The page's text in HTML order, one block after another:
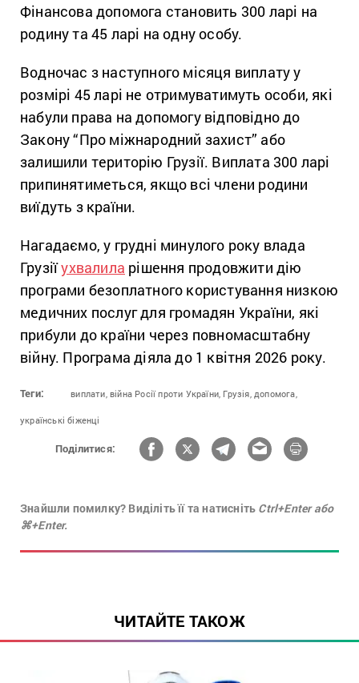
Фінансова допомога становить 300 ларі на
родину та 45 ларі на одну особу.
Водночас з наступного місяця виплату у
розмірі 45 ларі не отримуватимуть особи, які
набули права на допомогу відповідно до
Закону “Про міжнародний захист” або
залишили територію Грузії. Виплата 300 ларі
припинятиметься, якщо всі члени родини
виїдуть з країни.
Нагадаємо, у грудні минулого року влада
Грузіїухвалила рішення продовжити дію
програми безоплатного користування низкою
медичних послуг для громадян України, які
прибули до країни через повномасштабну
війну. Програма діяла до 1 квітня 2026 року.
Теги: виплати, війна Росії проти України, Грузія, допомога,
українські біженці
Поділитися:
Знайшли помилку? Виділіть її та натисніть Ctrl+Enter або
⌘+Enter.
ЧИТАЙТЕ ТАКОЖ